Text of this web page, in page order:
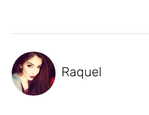
Raquel